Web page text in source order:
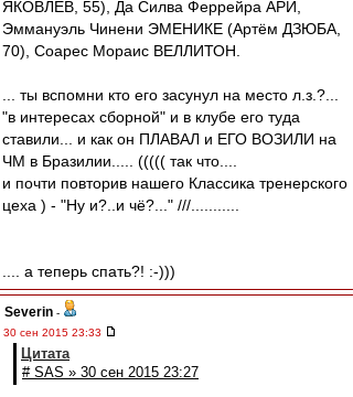
ЯКОВЛЕВ, 55), Да Силва Феррейра АРИ,
Эммануэль Чинени ЭМЕНИКЕ (Артём ДЗЮБА,
70), Соарес Мораис ВЕЛЛИТОН.
... ты вспомни кто его засунул на место л.з.?...
"в интересах сборной" и в клубе его туда
ставили... и как он ПЛАВАЛ и ЕГО ВОЗИЛИ на
ЧМ в Бразилии..... ((((( так что....
и почти повторив нашего Классика тренерского
цеха ) - "Ну и?..и чё?..." ///...........
.... а теперь спать?! :-)))
Severin -
30 сен 2015 23:33
Цитата
# SAS » 30 сен 2015 23:27